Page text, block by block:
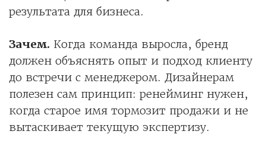
результата для бизнеса.
Зачем. Когда команда выросла, бренд
должен объяснять опыт и подход клиенту
до встречи с менеджером. Дизайнерам
полезен сам принцип: ренейминг нужен,
когда старое имя тормозит продажи и не
вытаскивает текущую экспертизу.